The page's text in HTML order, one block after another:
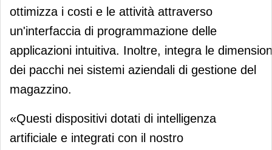
ottimizza i costi e le attività attraverso
un'interfaccia di programmazione delle
applicazioni intuitiva. Inoltre, integra le
dei pacchi nei sistemi aziendali di gestione del
magazzino.
«Questi dispositivi dotati di intelligenza
artificiale e integrati con il nostro